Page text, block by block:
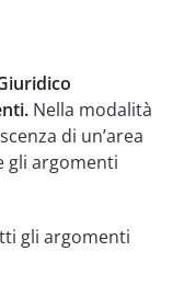
Nella modalità
di un’area
gli argomenti
gli argomenti